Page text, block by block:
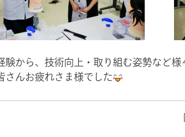
験から、技術向上・取り組む姿勢など
さんお疲れさま様でした